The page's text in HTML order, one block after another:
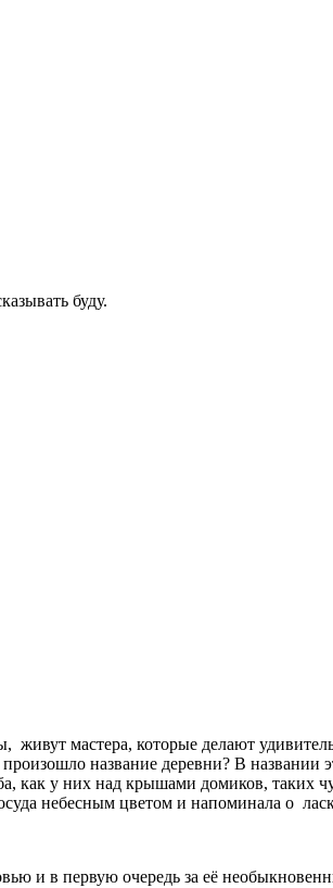
буду.
живут мастера, которые делают
название деревни? В
как у них над крышами домиков, таких
небесным цветом и напоминала о
и в первую очередь за её